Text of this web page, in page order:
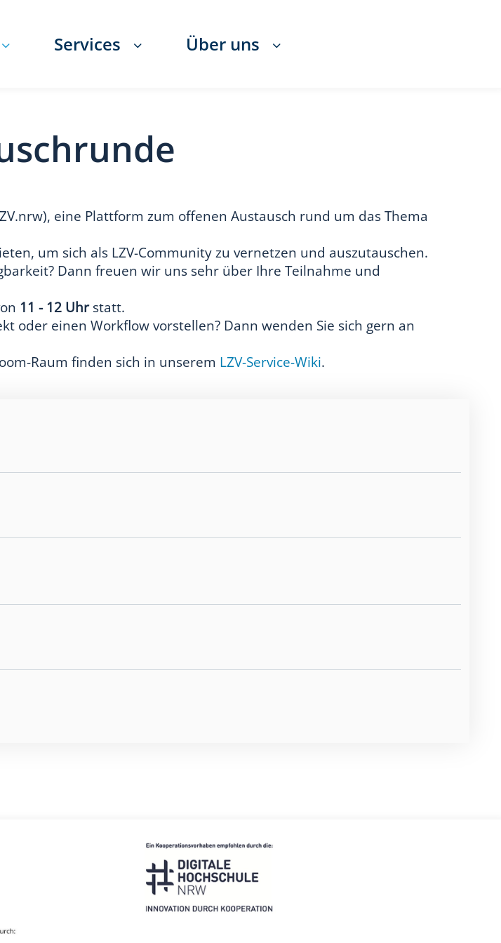
Services Über uns
eine Plattform zum offenen Austausch rund um das Thema
um sich als LZV-Community zu vernetzen und auszutauschen.
Dann freuen wir uns sehr über Ihre Teilnahme und
11 - 12 Uhrstatt.
oder einen Workflow vorstellen? Dann wenden Sie sich gern an
Raum finden sich in unserem LZV-Service-Wiki.